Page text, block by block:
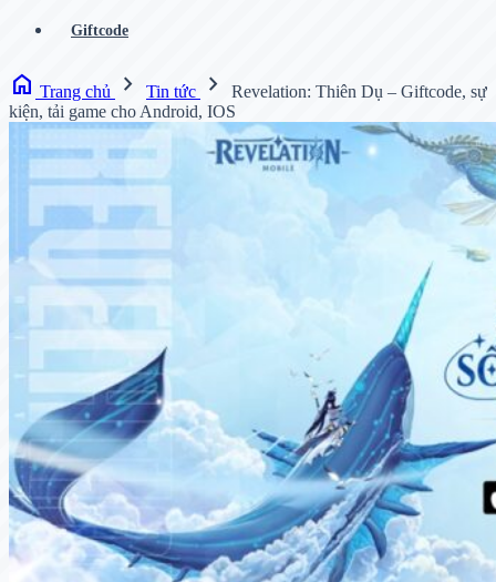
Giftcode
home Trang chủ chevron_right Tin tức chevron_right
Revelation: Thiên Dụ – Giftcode, sự
kiện, tải game cho Android, IOS